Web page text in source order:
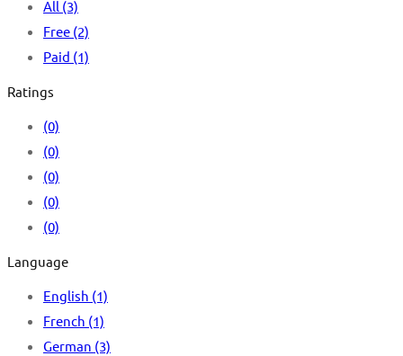
All (3)
Free (2)
Paid (1)
Ratings
(0)
(0)
(0)
(0)
(0)
Language
English (1)
French (1)
German (3)